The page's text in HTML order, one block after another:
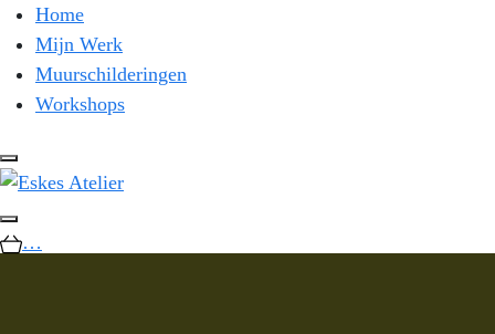
Home
Mijn Werk
Muurschilderingen
Workshops
…